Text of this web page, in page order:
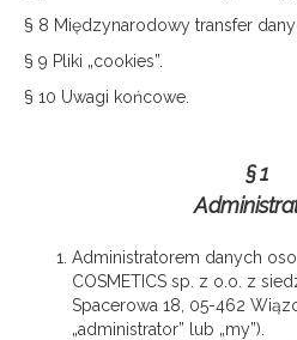
§ 8 Międzynarodowy transfer
§ 9 Pliki „cookies”.
§ 10 Uwagi końcowe.
§ 1
Administratorem danych
COSMETICS sp. z o.o. z
Spacerowa 18, 05-462
„administrator” lub „my”).